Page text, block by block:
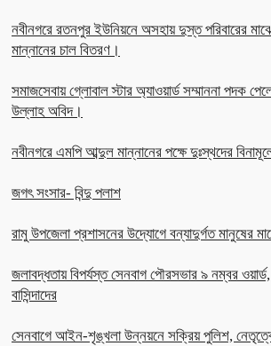
নবীনগরে রতনপুর ইউনিয়নে অসহায় দুস্ত পরিবারের
মান্নানের চাল বিতরণ।
সমাজসেবায় গ্লোবাল স্টার অ্যাওয়ার্ড সম্মাননা পদক
উল্লাহ অবিদ।
নবীনগরে এমপি আব্দুল মান্নানের পক্ষে দুঃস্থদের
জগৎ সংসার- বিন্দু পলাশ
রামু উপজেলা প্রশাসনের উদ্যোগে বন্যাদুর্গত মানুষের
জলাবদ্ধতায় বিপর্যস্ত সেনবাগ পৌরসভার ৯ নম্বর
বাসিন্দাদের
সেনবাগে আইন-শৃঙ্খলা উন্নয়নে সক্রিয় পুলিশ,